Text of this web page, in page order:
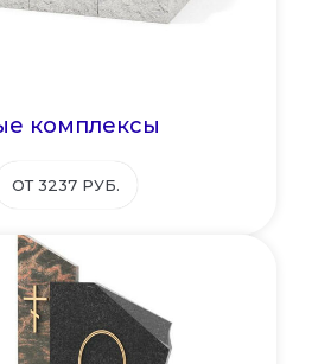
комплексы
ОТ 3237 РУБ.